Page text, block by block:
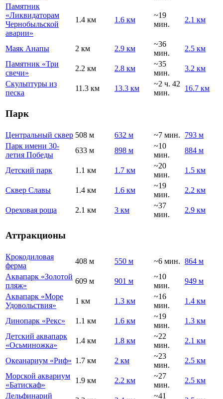
Памятник
«Ликвидаторам
Чернобыльской
аварии»
1.4 км 1.6 км
~19
мин.
2.1 км
Маяк Анапы 2 км 2.9 км
~36
мин.
2.5 км
Памятник «Три
свечи»
2.2 км 2.8 км
~35
мин.
3.2 км
Скульптуры из
песка
11.3 км 13.3 км
~2 ч. 42
мин.
16.7 км
Парк
Центральный сквер 508 м 632 м ~7 мин.
793 м
Парк имени 30-
летия Победы
633 м 898 м
~10
мин.
884 м
Детский парк 1.1 км 1.7 км
~20
мин.
1.5 км
Сквер Славы 1.4 км 1.6 км
~19
мин.
2.2 км
Ореховая роща 2.1 км 3 км
~37
мин.
2.9 км
Аттракционы
Крокодиловая
ферма
408 м 550 м ~6 мин. 864 м
Аквапарк «Золотой
пляж»
609 м 901 м
~10
мин.
949 м
Аквапарк «Море
Удовольствия»
1 км 1.3 км
~16
мин.
1.4 км
Динопарк «Рекс» 1.1 км 1.6 км
~19
мин.
1.3 км
Детский аквапарк
«Осьминожка»
1.4 км 1.8 км
~22
мин.
2.1 км
Океанариум «Риф» 1.7 км 2 км
~23
мин.
2.5 км
Морской аквариум
«Батискаф»
1.9 км 2.2 км
~27
мин.
2.5 км
Дельфинарий
~41